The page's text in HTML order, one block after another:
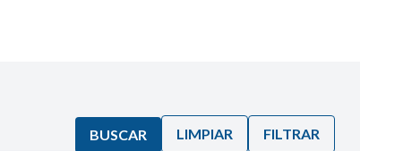
BUSCAR LIMPIAR FILTRAR